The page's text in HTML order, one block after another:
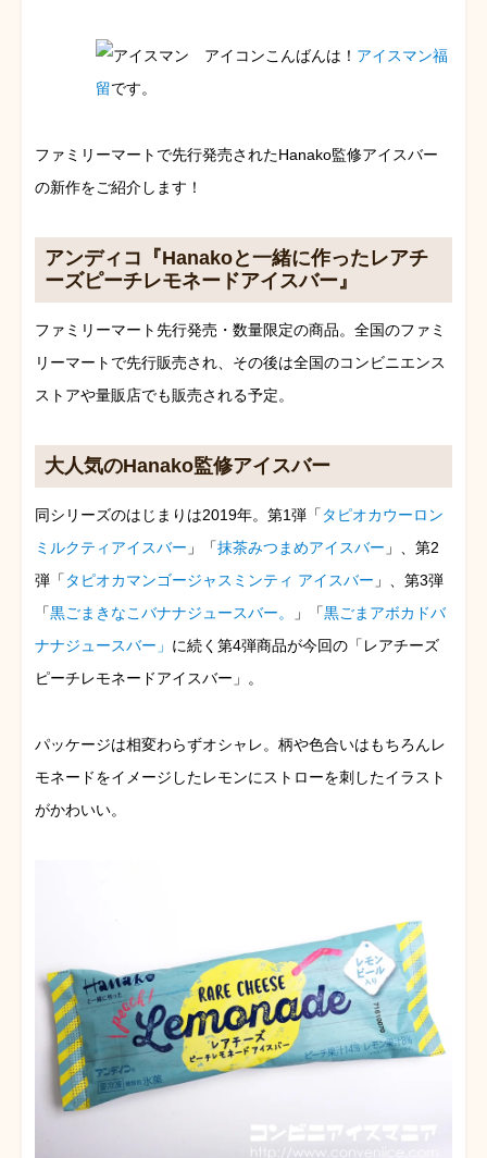
こんばんは！ アイスマン福
留です。
ファミリーマートで先行発売されたHanako監修アイスバー
の新作をご紹介します！
アンディコ『Hanakoと一緒に作ったレアチ
ーズピーチレモネードアイスバー』
ファミリーマート先行発売・数量限定の商品。全国のファミ
リーマートで先行販売され、その後は全国のコンビニエンス
ストアや量販店でも販売される予定。
大人気のHanako監修アイスバー
同シリーズのはじまりは2019年。第1弾「 タピオカウーロン
ミルクティアイスバー 」「抹茶みつまめアイスバー 」、第2
弾「 タピオカマンゴージャスミンティ アイスバー 」、第3弾
「黒ごまきなこバナナジュースバー。 」「黒ごまアボカドバ
ナナジュースバー」 に続く第4弾商品が今回の「レアチーズ
ピーチレモネードアイスバー」。
パッケージは相変わらずオシャレ。柄や色合いはもちろんレ
モネードをイメージしたレモンにストローを刺したイラスト
がかわいい。